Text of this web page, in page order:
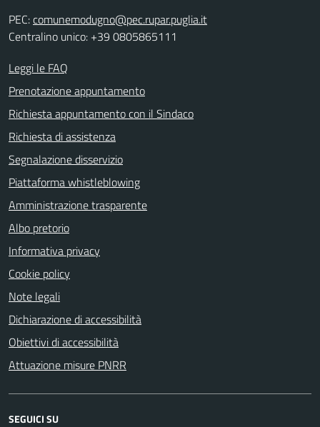
PEC:comunemodugno@pec.rupar.puglia.it
Centralino unico: +39 0805865111
Leggi le FAQ
Prenotazione appuntamento
Richiesta appuntamento con il Sindaco
Richiesta di assistenza
Segnalazione disservizio
Piattaforma whistleblowing
Amministrazione trasparente
Albo pretorio
Informativa privacy
Cookie policy
Note legali
Dichiarazione di accessibilità
Obiettivi di accessibilità
Attuazione misure PNRR
SEGUICI SU